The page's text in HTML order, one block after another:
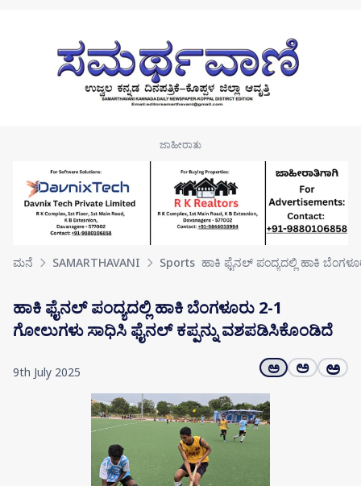
ಮನೆ SAMARTHAVANI Sports ಹಾಕಿ ಫೈನಲ್ ಪಂದ್ಯದಲ್ಲಿ ಹಾಕಿ
ಹಾಕಿ ಫೈನಲ್ ಪಂದ್ಯದಲ್ಲಿ ಹಾಕಿ ಬೆಂಗಳೂರು 2-1
ಗೋಲುಗಳು ಸಾಧಿಸಿ ಫೈನಲ್ ಕಪ್ಪನ್ನು ವಶಪಡಿಸಿಕೊಂಡಿದೆ
9th July 2025 ಅ ಅ ಅ